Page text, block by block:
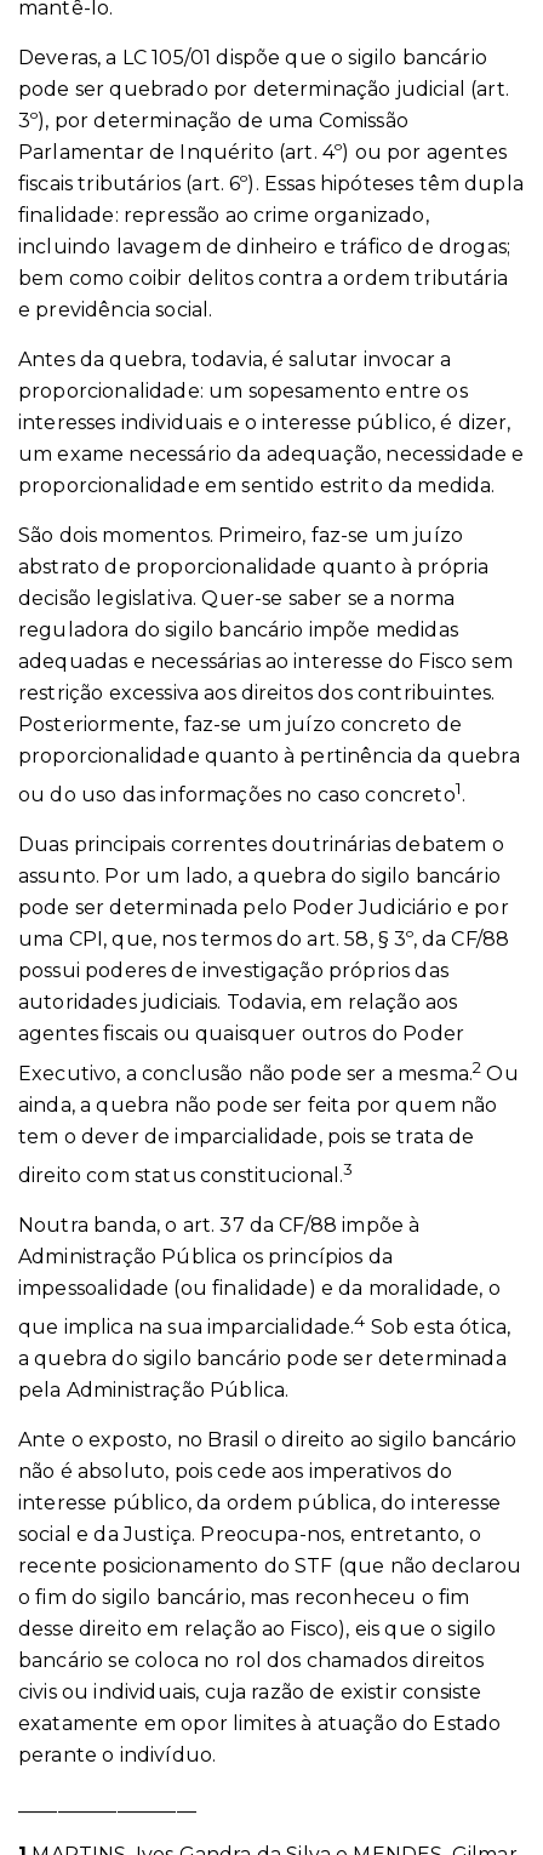
mantê-lo.
Deveras, a LC 105/01 dispõe que o sigilo bancário
pode ser quebrado por determinação judicial (art.
3º), por determinação de uma Comissão
Parlamentar de Inquérito (art. 4º) ou por agentes
fiscais tributários (art. 6º). Essas hipóteses têm dupla
finalidade: repressão ao crime organizado,
incluindo lavagem de dinheiro e tráfico de drogas;
bem como coibir delitos contra a ordem tributária
e previdência social.
Antes da quebra, todavia, é salutar invocar a
proporcionalidade: um sopesamento entre os
interesses individuais e o interesse público, é dizer,
um exame necessário da adequação, necessidade e
proporcionalidade em sentido estrito da medida.
São dois momentos. Primeiro, faz-se um juízo
abstrato de proporcionalidade quanto à própria
decisão legislativa. Quer-se saber se a norma
reguladora do sigilo bancário impõe medidas
adequadas e necessárias ao interesse do Fisco sem
restrição excessiva aos direitos dos contribuintes.
Posteriormente, faz-se um juízo concreto de
proporcionalidade quanto à pertinência da quebra
ou do uso das informações no caso concreto1.
Duas principais correntes doutrinárias debatem o
assunto. Por um lado, a quebra do sigilo bancário
pode ser determinada pelo Poder Judiciário e por
uma CPI, que, nos termos do art. 58, § 3º, da CF/88
possui poderes de investigação próprios das
autoridades judiciais. Todavia, em relação aos
agentes fiscais ou quaisquer outros do Poder
Executivo, a conclusão não pode ser a mesma.2 Ou
ainda, a quebra não pode ser feita por quem não
tem o dever de imparcialidade, pois se trata de
direito com status constitucional.3
Noutra banda, o art. 37 da CF/88 impõe à
Administração Pública os princípios da
impessoalidade (ou finalidade) e da moralidade, o
que implica na sua imparcialidade.4 Sob esta ótica,
a quebra do sigilo bancário pode ser determinada
pela Administração Pública.
Ante o exposto, no Brasil o direito ao sigilo bancário
não é absoluto, pois cede aos imperativos do
interesse público, da ordem pública, do interesse
social e da Justiça. Preocupa-nos, entretanto, o
recente posicionamento do STF (que não declarou
o fim do sigilo bancário, mas reconheceu o fim
desse direito em relação ao Fisco), eis que o sigilo
bancário se coloca no rol dos chamados direitos
civis ou individuais, cuja razão de existir consiste
exatamente em opor limites à atuação do Estado
perante o indivíduo.